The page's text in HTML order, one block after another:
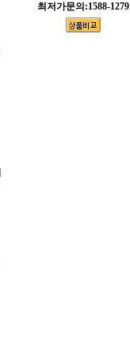
최저가문의:1588-1279